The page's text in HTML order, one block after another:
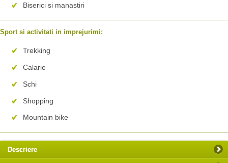
Biserici si manastiri
Sport si activitati in imprejurimi:
Trekking
Calarie
Schi
Shopping
Mountain bike
Descriere